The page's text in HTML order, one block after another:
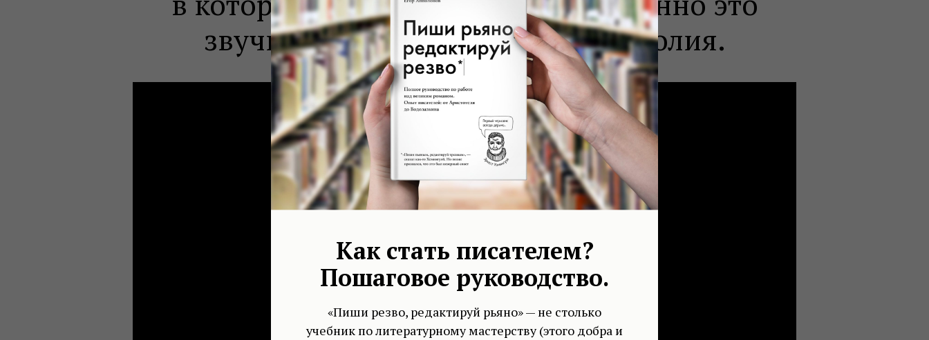
Как стать писателем?
Пошаговое руководство.
«Пиши резво, редактируй рьяно» — не столько
учебник по литературному мастерству (этого добра и
звучит), по Гринфилду — меланхолия.